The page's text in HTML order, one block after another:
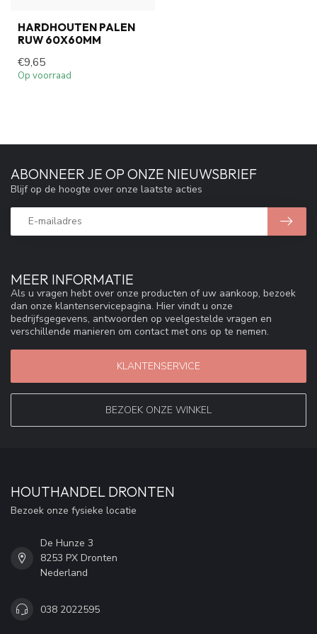
HARDHOUTEN PALEN
RUW 60X60MM
€9,65
Op voorraad
MEER INFORMATIE
Als u vragen hebt over onze producten of uw aankoop, bezoek
dan onze klantenservicepagina. Hier vindt u onze
bedrijfsgegevens, antwoorden op veelgestelde vragen en
verschillende manieren om contact met ons op te nemen.
KLANTENSERVICE
BEZOEK ONZE WINKEL
ABONNEER JE OP ONZE NIEUWSBRIEF
Blijf op de hoogte over onze laatste acties
HOUTHANDEL DRONTEN
Bezoek onze fysieke locatie
De Hunze 3
8253 PX Dronten
Nederland
038 2022595